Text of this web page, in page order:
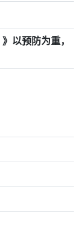
以预防为重，